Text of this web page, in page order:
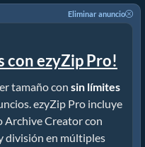
Eliminar anuncio
con ezyZip Pro!
tamaño con sin límites
ezyZip Pro incluye
Archive Creator con
división en múltiples